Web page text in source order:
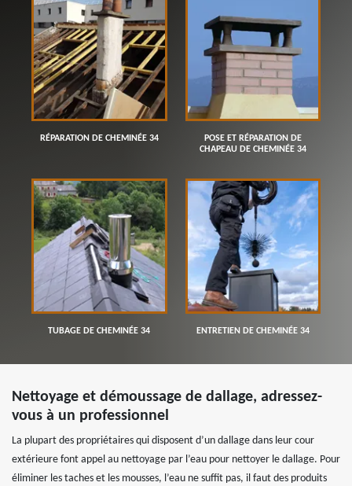
RÉPARATION DE CHEMINÉE 34
POSE ET RÉPARATION DE
CHAPEAU DE CHEMINÉE 34
TUBAGE DE CHEMINÉE 34 ENTRETIEN DE CHEMINÉE 34
Nettoyage et démoussage de dallage, adressez-
vous à un professionnel
La plupart des propriétaires qui disposent d’un dallage dans leur cour
extérieure font appel au nettoyage par l’eau pour nettoyer le dallage. Pour
éliminer les taches et les mousses, l’eau ne suffit pas, il faut des produits